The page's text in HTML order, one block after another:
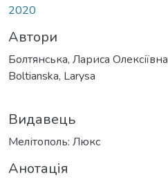
2020
Автори
Болтянська, Лариса Олексіївна
Boltianska, Larysa
Видавець
Мелітополь: Люкс
Анотація